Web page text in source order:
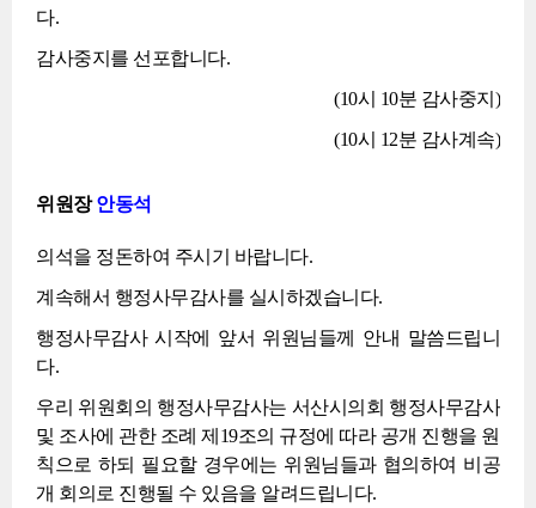
다.
감사중지를 선포합니다.
(10시 10분 감사중지)
(10시 12분 감사계속)
위원장안동석
의석을 정돈하여 주시기 바랍니다.
계속해서 행정사무감사를 실시하겠습니다.
행정사무감사 시작에 앞서 위원님들께 안내 말씀드립니
다.
우리 위원회의 행정사무감사는 서산시의회 행정사무감사
및 조사에 관한 조례 제19조의 규정에 따라 공개 진행을 원
칙으로 하되 필요할 경우에는 위원님들과 협의하여 비공
개 회의로 진행될 수 있음을 알려드립니다.